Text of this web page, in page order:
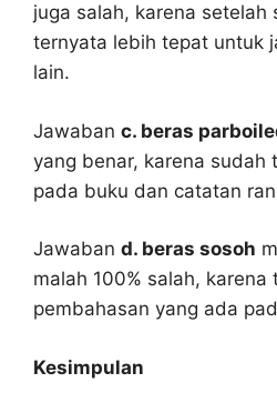
juga salah, karena setelah
ternyata lebih tepat untuk
lain.
Jawaban c. beras
yang benar, karena sudah
pada buku dan catatan
Jawaban d. beras sosoh
malah 100% salah,
pembahasan yang ada
Kesimpulan